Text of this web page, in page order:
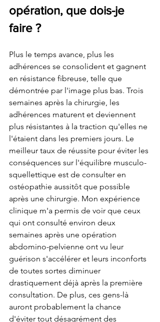
opération, que dois-je
faire ?
Plus le temps avance, plus les
adhérences se consolident et gagnent
en résistance fibreuse, telle que
démontrée par l'image plus bas. Trois
semaines après la chirurgie, les
adhérences maturent et deviennent
plus résistantes à la traction qu'elles ne
l'étaient dans les premiers jours. Le
meilleur taux de réussite pour éviter les
conséquences sur l'équilibre musculo-
squellettique est de consulter en
ostéopathie aussitôt que possible
après une chirurgie. Mon expérience
clinique m'a permis de voir que ceux
qui ont consulté environ deux
semaines après une opération
abdomino-pelvienne ont vu leur
guérison s'accélérer et leurs inconforts
de toutes sortes diminuer
drastiquement déjà après la première
consultation. De plus, ces gens-là
auront probablement la chance
d'éviter tout désagrément des